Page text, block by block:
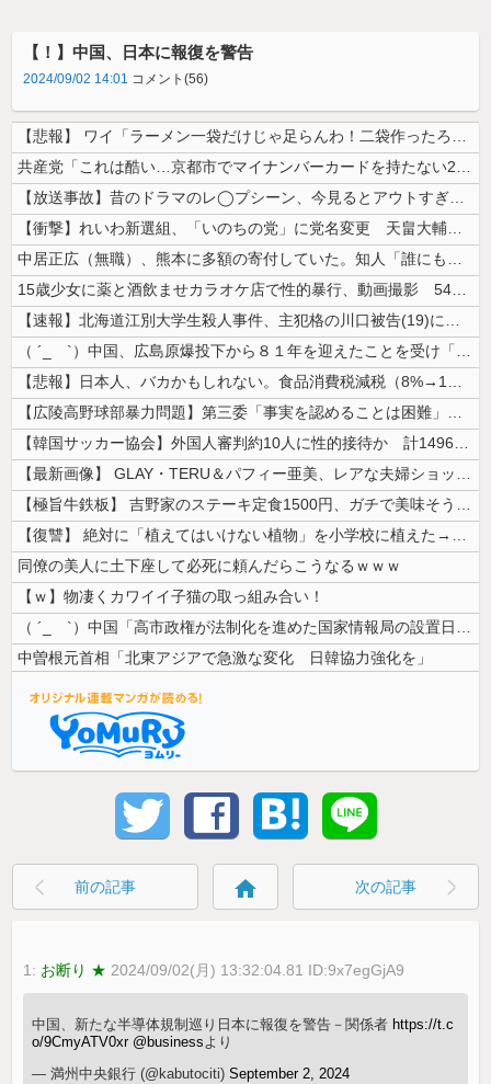
【！】中国、日本に報復を警告
2024/09/02 14:01 コメント(56)
【悲報】 ワイ「ラーメン一袋だけじゃ足らんわ！二袋作ったろ！」→結果ｗ...
共産党「これは酷い…京都市でマイナンバーカードを持たない29万人がポイ...
【放送事故】昔のドラマのレ◯プシーン、今見るとアウトすぎる・・・
【衝撃】れいわ新選組、「いのちの党」に党名変更 天畠大輔氏が共同代表へ
中居正広（無職）、熊本に多額の寄付していた。知人「誰にも知られなくても...
15歳少女に薬と酒飲ませカラオケ店で性的暴行、動画撮影 54歳無職を再...
【速報】北海道江別大学生殺人事件、主犯格の川口被告(19)に無期懲役の...
（ ´_ゝ`）中国、広島原爆投下から８１年を迎えたことを受け「日本は原...
【悲報】日本人、バカかもしれない。食品消費税減税（8%→1%）に93....
【広陵高野球部暴力問題】第三委「事実を認めることは困難」元部員「SNS...
【韓国サッカー協会】外国人審判約10人に性的接待か 計1496回、約2...
【最新画像】 GLAY・TERU＆パフィー亜美、レアな夫婦ショットを公...
【極旨牛鉄板】 吉野家のステーキ定食1500円、ガチで美味そうｗｗｗ
【復讐】 絶対に「植えてはいけない植物」を小学校に植えた→20年経って...
同僚の美人に土下座して必死に頼んだらこうなるｗｗｗ
【ｗ】物凄くカワイイ子猫の取っ組み合い！
（ ´_ゝ`）中国「高市政権が法制化を進めた国家情報局の設置日が7月3...
中曽根元首相「北東アジアで急激な変化 日韓協力強化を」
前の記事 home 次の記事
1: お断り ★ 2024/09/02(月) 13:32:04.81 ID:9x7egGjA9
中国、新たな半導体規制巡り日本に報復を警告－関係者 https://t.c
o/9CmyATV0xr @businessより
— 満州中央銀行 (@kabutociti)September 2, 2024